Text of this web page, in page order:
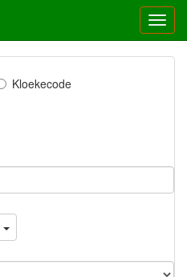
Kloekecode